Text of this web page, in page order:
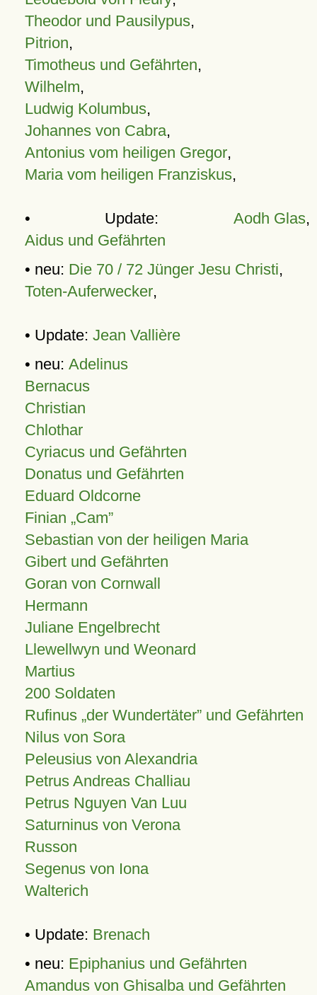
Theodor und Pausilypus,
Pitrion,
Timotheus und Gefährten,
Wilhelm,
Ludwig Kolumbus,
Johannes von Cabra,
Antonius vom heiligen Gregor,
Maria vom heiligen Franziskus,
• Update: Aodh Glas,
Aidus und Gefährten
• neu: Die 70 / 72 Jünger Jesu Christi,
Toten-Auferwecker,
• Update: Jean Vallière
• neu: Adelinus
Bernacus
Christian
Chlothar
Cyriacus und Gefährten
Donatus und Gefährten
Eduard Oldcorne
Finian Cam
Sebastian von der heiligen Maria
Gibert und Gefährten
Goran von Cornwall
Hermann
Juliane Engelbrecht
Llewellwyn und Weonard
Martius
200 Soldaten
Rufinus „der Wundertäter” und Gefährten
Nilus von Sora
Peleusius von Alexandria
Petrus Andreas Challiau
Petrus Nguyen Van Luu
Saturninus von Verona
Russon
Segenus von Iona
Walterich
• Update: Brenach
• neu: Epiphanius und Gefährten
Amandus von Ghisalba und Gefährten